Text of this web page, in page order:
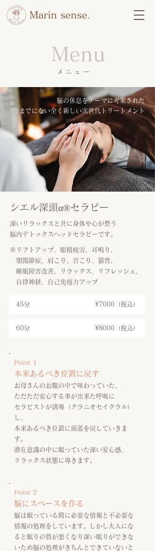
Marin sense.
Menu
メニュー
脳の休息をテーマに考案された
今までにない全く新しい次世代トリートメント
シエル深頭α®︎セラピー
深いリラックスと共に身体や心が整う
脳内デトックスヘッドセラピーです。
※リフトアップ、眼精疲労、耳鳴り、
顎関節症、肩こり、首こり、猫背、
睡眠障害改善、リラックス、リフレッシュ、
自律神経、自己免疫力アップ
45分 ¥7000（税込）
60分 ¥8000（税込）
Point 1
本来あるべき位置に戻す
お母さんのお腹の中で味わっていた、
ただただ安心する事が出来た呼吸に
セラピストが誘導（クラニオセイクラル）
し、
本来あるべき位置に頭蓋を戻していきま
す。
潜在意識の中に眠っていた深い安心感、
リラックス状態に導きます。
Point 2
脳にスペースを作る
脳は眠っている間に必要な情報と不必要な
情報の処理をしています。しかし大人にな
ると眠りの質が悪くなり深い眠りができな
いため脳の処理がきちんとできていないと